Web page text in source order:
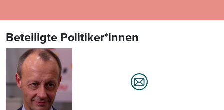
Beteiligte Politiker*innen